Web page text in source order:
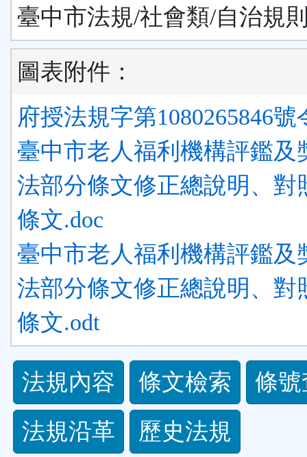
臺中市法規/社會類/自治規
圖表附件：
府授法規字第1080265846號
臺中市老人福利機構評鑑及
法部分條文修正總說明、對
條文.doc
臺中市老人福利機構評鑑及
法部分條文修正總說明、對
條文.odt
法
規
功
法規內容 條文檢索
條
法規沿革
歷史法規